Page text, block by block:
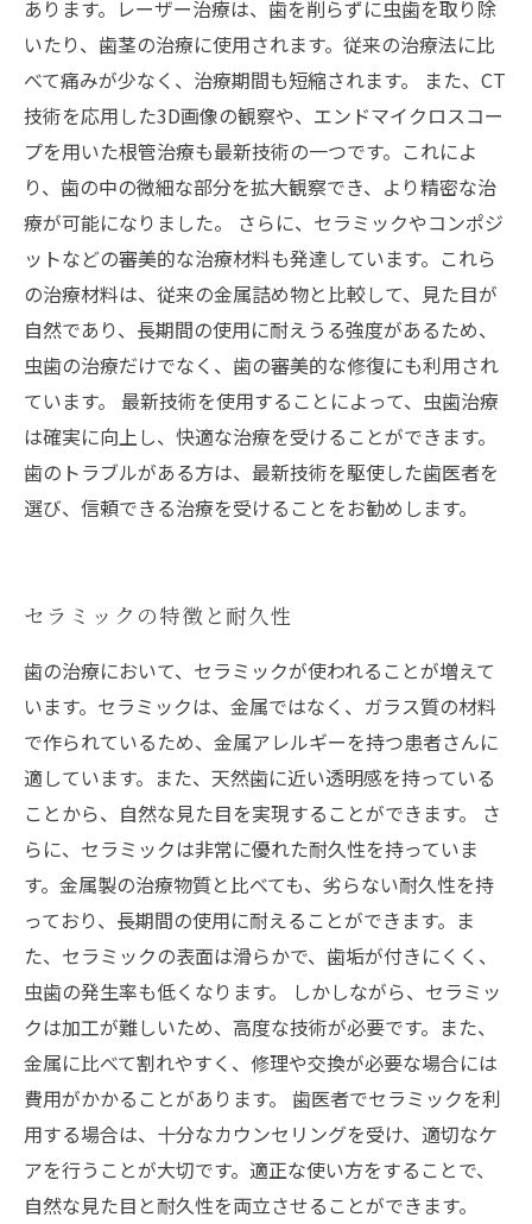
あります。レーザー治療は、歯を削らずに虫歯を取り除
いたり、歯茎の治療に使用されます。従来の治療法に比
べて痛みが少なく、治療期間も短縮されます。 また、CT
技術を応用した3D画像の観察や、エンドマイクロスコー
プを用いた根管治療も最新技術の一つです。これによ
り、歯の中の微細な部分を拡大観察でき、より精密な治
療が可能になりました。 さらに、セラミックやコンポジ
ットなどの審美的な治療材料も発達しています。これら
の治療材料は、従来の金属詰め物と比較して、見た目が
自然であり、長期間の使用に耐えうる強度があるため、
虫歯の治療だけでなく、歯の審美的な修復にも利用され
ています。 最新技術を使用することによって、虫歯治療
は確実に向上し、快適な治療を受けることができます。
歯のトラブルがある方は、最新技術を駆使した歯医者を
選び、信頼できる治療を受けることをお勧めします。
セラミックの特徴と耐久性
歯の治療において、セラミックが使われることが増えて
います。セラミックは、金属ではなく、ガラス質の材料
で作られているため、金属アレルギーを持つ患者さんに
適しています。また、天然歯に近い透明感を持っている
ことから、自然な見た目を実現することができます。 さ
らに、セラミックは非常に優れた耐久性を持っていま
す。金属製の治療物質と比べても、劣らない耐久性を持
っており、長期間の使用に耐えることができます。ま
た、セラミックの表面は滑らかで、歯垢が付きにくく、
虫歯の発生率も低くなります。 しかしながら、セラミッ
クは加工が難しいため、高度な技術が必要です。また、
金属に比べて割れやすく、修理や交換が必要な場合には
費用がかかることがあります。 歯医者でセラミックを利
用する場合は、十分なカウンセリングを受け、適切なケ
アを行うことが大切です。適正な使い方をすることで、
自然な見た目と耐久性を両立させることができます。